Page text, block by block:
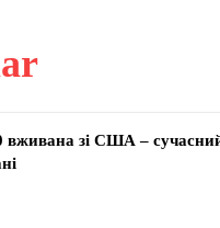
вживана зі США –